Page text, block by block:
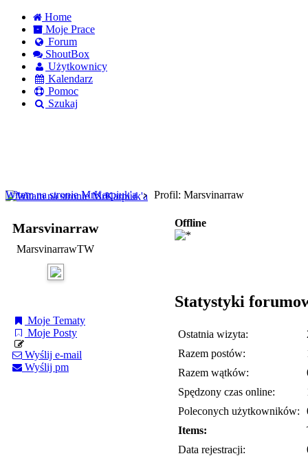
Home
Moje Prace
Forum
ShoutBox
Użytkownicy
Kalendarz
Pomoc
Szukaj
Witam na stronie MrKarpiuk'a
Profil: Marsvinarraw
Marsvinarraw
MarsvinarrawTW
Moje Tematy
Moje Posty
Wyślij e-mail
Wyślij pm
Offline
Statystyki
Ostatnia wizyta:
Razem postów:
Razem wątków:
Spędzony czas online:
Poleconych użytkowników:
Items:
Data rejestracji: